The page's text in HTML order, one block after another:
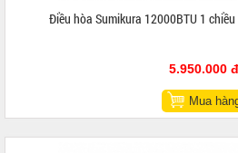
Điều hòa Sumikura 12000BTU 1
5.950.000 đ
Mua